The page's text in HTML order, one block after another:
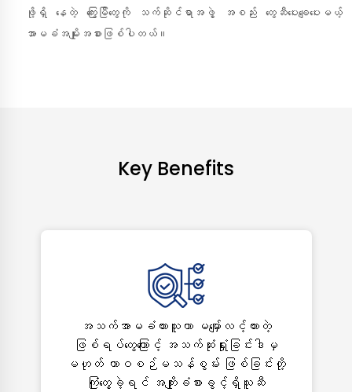
ဖို့ရှိ နေတဲ့ ကြွေးမြီတွေကို သက်ဆိုင်ရာအဖွဲ့ အစည်း တွေဆီပေးချေပေးမယ့်
အာမခံအမျိုးအစားဖြစ်ပါတယ်။
Key Benefits
အသက်အာမခံထားသူဟာ မမျှော်လင့်ထားတဲ့
ဖြစ်ရပ်တွေကြောင့် အသက်ဆုံးရှုံးခြင်းဒါမှ
မဟုတ် ထာဝစဉ်မသန်စွမ်း ဖြစ်ခြင်းတို့
ကြုံတွေ့ခဲ့ရင် အကျိုးခံစားခွင့်ရှိသူဆီ